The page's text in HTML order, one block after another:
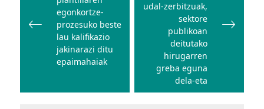
egonkortze-
prozesuko beste
lau kalifikazio
jakinarazi ditu
epaimahaiak
udal-zerbitzuak,
sektore
publikoan
deitutako
hirugarren
greba eguna
dela-eta